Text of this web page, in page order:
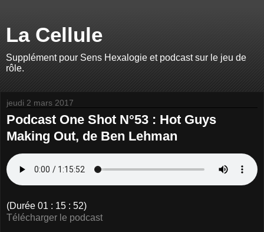
La Cellule
Supplément pour Sens Hexalogie et podcast sur le jeu de
rôle.
jeudi 2 mars 2017
Podcast One Shot N°53 : Hot Guys
Making Out, de Ben Lehman
(Durée 01 : 15 : 52)
Télécharger le podcast